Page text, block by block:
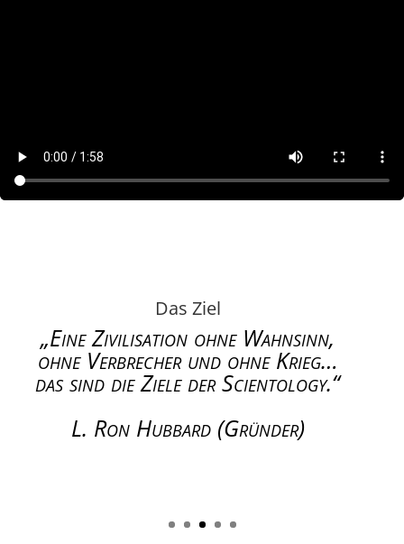
Das Ziel
„Eine Zivilisation ohne Wahnsinn,
ohne Verbrecher und ohne Krieg…
das sind die Ziele der Scientology.“
L. Ron Hubbard (Gründer)